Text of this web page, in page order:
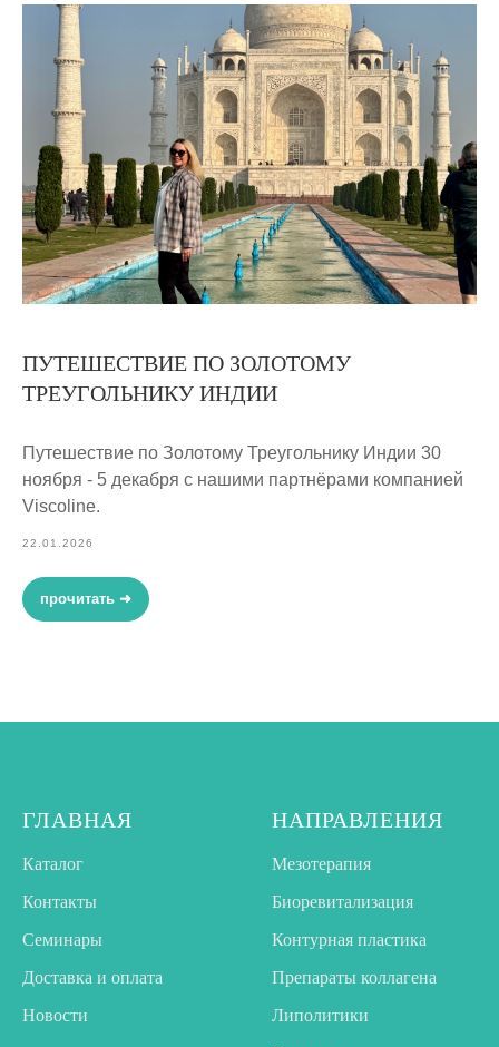
ПУТЕШЕСТВИЕ ПО ЗОЛОТОМУ
ТРЕУГОЛЬНИКУ ИНДИИ
Путешествие по Золотому Треугольнику Индии 30
ноября - 5 декабря с нашими партнёрами компанией
Viscoline.
22.01.2026
прочитать ➜
ГЛАВНАЯ
Каталог
Контакты
Семинары
Доставка и оплата
Новости
НАПРАВЛЕНИЯ
Мезотерапия
Биоревитализация
Контурная пластика
Препараты коллагена
Липолитики